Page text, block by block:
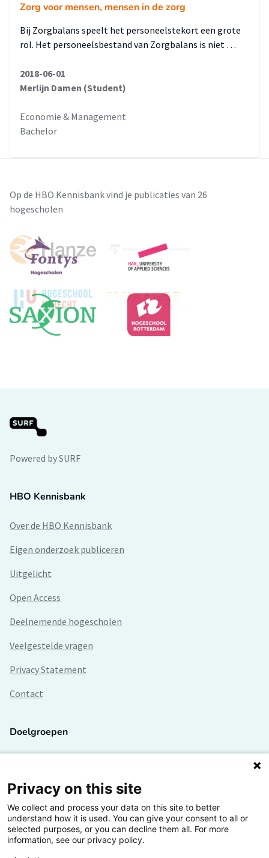
Zorg voor mensen, mensen in de zorg
Bij Zorgbalans speelt het personeelstekort een grote
rol. Het personeelsbestand van Zorgbalans is niet …
2018-06-01
Merlijn Damen (Student)
Economie & Management
Bachelor
Op de HBO Kennisbank vind je publicaties van 26
hogescholen
Powered by SURF
HBO Kennisbank
Over de HBO Kennisbank
Eigen onderzoek publiceren
Uitgelicht
Open Access
Deelnemende hogescholen
Veelgestelde vragen
Privacy Statement
Contact
Doelgroepen
Lectoren en onderzoekers
Bedrijven
Hogescholen
Privacy on this site
We collect and process your data on this site to better
understand how it is used. You can give your consent to all or
selected purposes, or you can decline them all. For more
information, see our privacy policy.